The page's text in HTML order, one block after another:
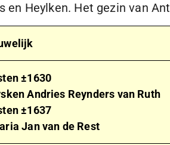
Heylken. Het gezin van
±1630
Andries Reynders van Ruth
±1637
Jan van de Rest